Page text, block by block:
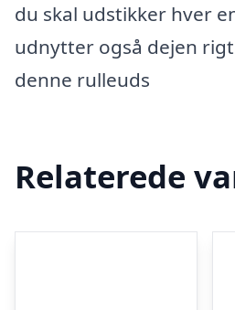
du skal udstikker hver
udnytter også dejen
denne rulleuds
Relaterede